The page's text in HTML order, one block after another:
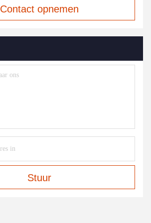
Contact opnemen
Stuur